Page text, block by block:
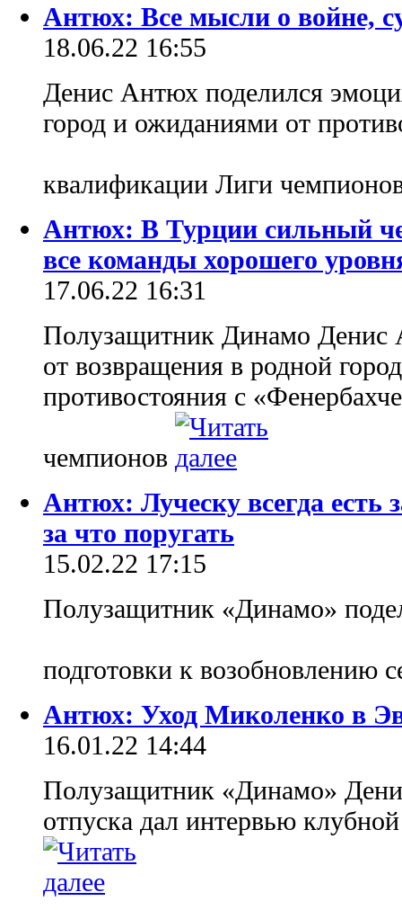
Антюх: Все мысли о войне,
18.06.22 16:55
Денис Антюх поделился
город и ожиданиями от
квалификации Лиги
Антюх: В Турции сильный
все команды хорошего
17.06.22 16:31
Полузащитник Динамо Денис
от возвращения в родной
противостояния с
чемпионов
Антюх: Луческу всегда есть
за что поругать
15.02.22 17:15
Полузащитник «Динамо»
подготовки к возобновлению
Антюх: Уход Миколенко в
16.01.22 14:44
Полузащитник «Динамо»
отпуска дал интервью